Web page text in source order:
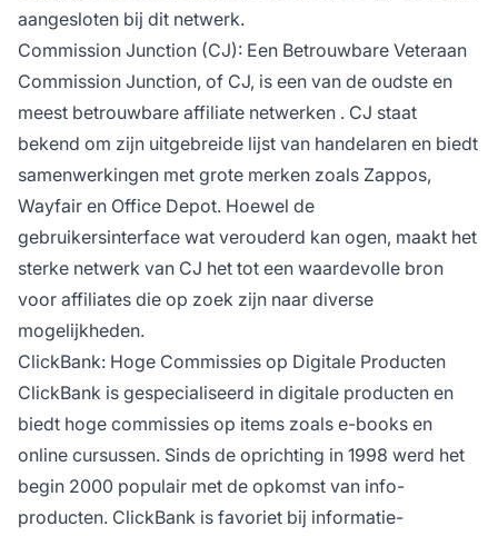
aangesloten bij dit netwerk.
Commission Junction (CJ): Een Betrouwbare Veteraan
Commission Junction, of CJ, is een van de oudste en
meest betrouwbare affiliate netwerken . CJ staat
bekend om zijn uitgebreide lijst van handelaren en biedt
samenwerkingen met grote merken zoals Zappos,
Wayfair en Office Depot. Hoewel de
gebruikersinterface wat verouderd kan ogen, maakt het
sterke netwerk van CJ het tot een waardevolle bron
voor affiliates die op zoek zijn naar diverse
mogelijkheden.
ClickBank: Hoge Commissies op Digitale Producten
ClickBank is gespecialiseerd in digitale producten en
biedt hoge commissies op items zoals e-books en
online cursussen. Sinds de oprichting in 1998 werd het
begin 2000 populair met de opkomst van info-
producten. ClickBank is favoriet bij informatie-